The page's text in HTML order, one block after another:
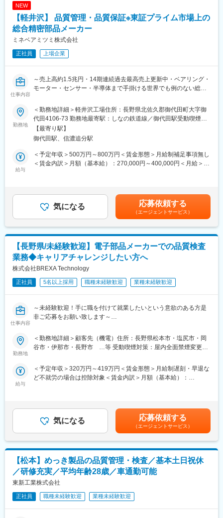
【組織構成】
取締役部長1名、課長1名、メンバー15名で構成されており、平均
中途社員割合が9割以上を占めており、品質管理・品質保証業務未
また、家庭を持っている従業員が半数以上を占めている為、突然
の休みでも全員が理解し協力できる環境でもあります。
【魅力】
同製品での世界シェア20％・生産量第2位の位置にあり、商品
力、技術力に定評があります。ライフルスコープ・双眼鏡は高級
ゾーンをターゲットとしているため、精度の高い設計が求められ
い衝撃に耐えうる強度や、動く対象に対し一瞬で焦点を合わす機
構など、独自の技術が詰まっており技術者としての可能性が大い
NEW
【軽井沢】 品質管理・品質保証※東証プライム市場上の
総合精密部品メーカー
ミネベアミツミ株式会社
正社員 上場企業
仕事内容
～売上高約1.5兆円・14期連続過去最高売上更新中・ベアリング・
モーター・センサー・半導体まで手掛ける世界でも例のない総合
■職務概要：
プレシジョンメカニカルコンポーネント事業部（PMC事業部／旧
メカアッシー事業部）品質保証部にて、以下の業務をご担当いた
だきます。にて、以下の業務をご担当いただきます。
・PMA製品品質管理・品質保証/システム強靭化
◆軽井沢工場について：
軽井沢工場は、1963年に操業開始され、ボールベアリング、小型
モーターなどのマザー工場として、海外の関連部門工場を支援す
ミニチュアボールベアリングは世界No.1のシェアを有する製品で
す。
◆メカアッシー事業部について：
メカアッシー事業部では、ベアリングへ付加価値を加えた様々な
製品を製作しており、製品の量産はタイ工場で行われておりま
す。航空機用ロッドエンドベアリング、ステッピングモーターと
並び、同社の多角化に先鞭をつけた製品群の一つです。当事業部
はボールベアリングを内蔵するディフェレンシャルギア、テープ
ガイドなど、精密機械加工部品を得意としています。
◆同社の特徴・魅力：
＜総合精密部品メーカーとしての技術力＞同社は、単なる「総
合」ではなく、「相い合わせる」ことを重視し、自社保有技術を
ミツミ電機と、2019年にユーシンと経営統合し自律成長とM&Aの
両輪で成長を続けており、M&Aにより、ベアリングから、モータ
業拠点を展開しています。グループ全体の売上高に占める海外売
上高比率は約64%、海外生産比率は約93％です。
勤務地
＜勤務地詳細＞軽井沢工場住所：長野県北佐久郡御代田町大字御
代田4106-73 勤務地最寄駅：しなの鉄道線／御代田駅受動喫煙対
策：屋内全面禁煙
【最寄り駅】
御代田駅、信濃追分駅
給与
＜予定年収＞500万円～800万円＜賃金形態＞月給制補足事項無し
＜賃金内訳＞月額（基本給）：270,000円～400,000円＜月給＞
あくまでも目安の金額であり、選考を通じて上下する可能性があ
ります。月給(月額)は固定手当を含めた表記です。
気になる 応募依頼する
（エージェントサービス）
【長野県/未経験歓迎】電子部品メーカーでの品質検査
業務◆キャリアチャレンジしたい方へ
株式会社BREXA Technology
正社員 5名以上採用 職種未経験歓迎 業種未経験歓迎
仕事内容
～未経験歓迎！手に職を付けて就業したいという意欲のある方是
非ご応募をお願い致します～
■業務内容：【変更の範囲：会社の定める業務】
大手電子部品メーカーで品質検査や、機械オペレーター職を募集
しており、今後も事業拡大が大いに見込まれる業界の一種です。
・双眼検査業務
■入社後の流れ：
入社後はwebでの研修や、KENスクールにて研修を行って頂きま
す。現場配属までのスケジュールを逆算し、個々に合わせた研修
プログラムを作成しているため、配属後も研修で学んだ知識を活
かし、安心して働くことが出来ます。
■スキルアップ支援体制：
・24時間365日好きな時間に技術系動画や勉強が可能！
・Zoomにて技術研修を月数回開催！プログラミングや設計など幅
勤務地
＜勤務地詳細＞顧客先（機電）住所：長野県松本市・塩尻市・岡
谷市・伊那市・長野市 …等 受動喫煙対策：屋内全面禁煙変更の
給与
＜予定年収＞320万円～419万円＜賃金形態＞月給制遅刻・早退な
ど不就労の場合は控除対象＜賃金内訳＞月額（基本給）：
月）＜モデル年収例＞3年目 年収400～420万円5年目 年収440
～460万円8年目 年収550～570万円20年目 年収1000万円超※
金額はあくまでも目安です賃金はあくまでも目安の金額であり、
選考を通じて上下する可能性があります。月給(月額)は固定手当を
含めた表記です。
気になる 応募依頼する
（エージェントサービス）
【松本】めっき製品の品質管理・検査／基本土日祝休
／研修充実／平均年齢28歳／車通勤可能
東新工業株式会社
正社員 職種未経験歓迎 業種未経験歓迎